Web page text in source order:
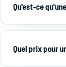
Qu'est-ce
L'unité
plafond. L'air
discrètes :
Quel prix pour